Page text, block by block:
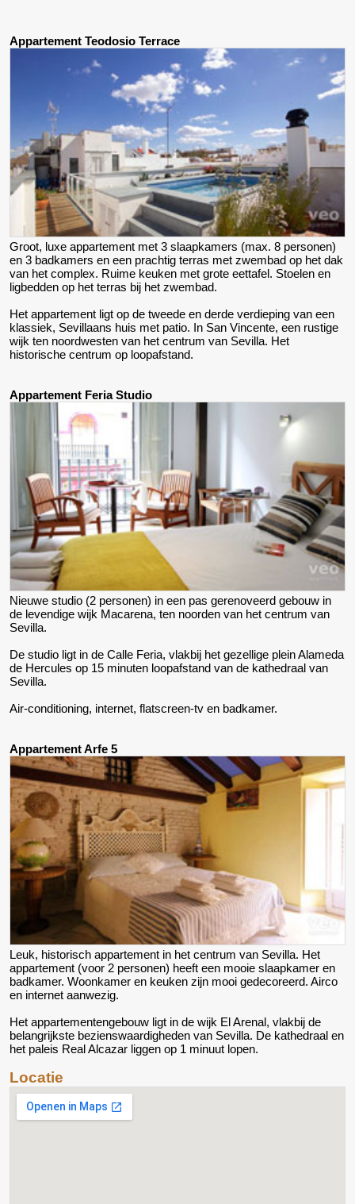
Appartement Teodosio Terrace
Groot, luxe appartement met 3 slaapkamers (max. 8 personen)
en 3 badkamers en een prachtig terras met zwembad op het dak
van het complex. Ruime keuken met grote eettafel. Stoelen en
ligbedden op het terras bij het zwembad.
Het appartement ligt op de tweede en derde verdieping van een
klassiek, Sevillaans huis met patio. In San Vincente, een rustige
wijk ten noordwesten van het centrum van Sevilla. Het
historische centrum op loopafstand.
Appartement Feria Studio
Nieuwe studio (2 personen) in een pas gerenoveerd gebouw in
de levendige wijk Macarena, ten noorden van het centrum van
Sevilla.
De studio ligt in de Calle Feria, vlakbij het gezellige plein Alameda
de Hercules op 15 minuten loopafstand van de kathedraal van
Sevilla.
Air-conditioning, internet, flatscreen-tv en badkamer.
Appartement Arfe 5
Leuk, historisch appartement in het centrum van Sevilla. Het
appartement (voor 2 personen) heeft een mooie slaapkamer en
badkamer. Woonkamer en keuken zijn mooi gedecoreerd. Airco
en internet aanwezig.
Het appartementengebouw ligt in de wijk El Arenal, vlakbij de
belangrijkste bezienswaardigheden van Sevilla. De kathedraal en
het paleis Real Alcazar liggen op 1 minuut lopen.
Locatie